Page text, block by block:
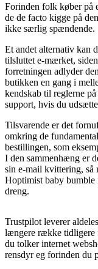
Forinden folk køber på
de de facto kigge på
ikke særlig spændende.
Et andet alternativ kan
tilsluttet e-mærket,
forretningen adlyder
butikken en gang i
kendskab til reglerne
support, hvis du
Tilsvarende er det
omkring de
bestillingen, som
I den sammenhæng er
sin e-mail kvittering, så
Hoptimist baby bumble
dreng.
Trustpilot leverer
længere række tidligere
du tolker internet
rensdyr eg forinden du